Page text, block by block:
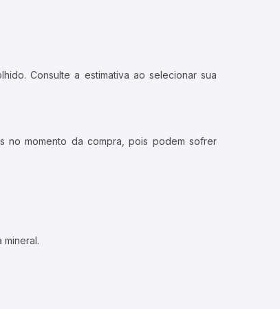
Consulte a estimativa ao selecionar sua
no momento da compra, pois podem sofrer